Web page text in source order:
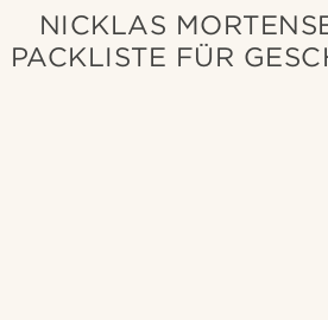
NICKLAS
PACKLISTE FÜR